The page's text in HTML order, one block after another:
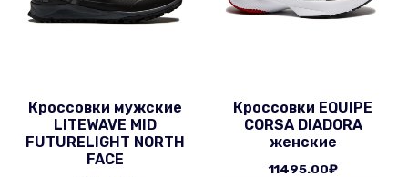
Кроссовки мужские
LITEWAVE MID
FUTURELIGHT NORTH
FACE
Кроссовки EQUIPE
CORSA DIADORA
женские
11495.00₽